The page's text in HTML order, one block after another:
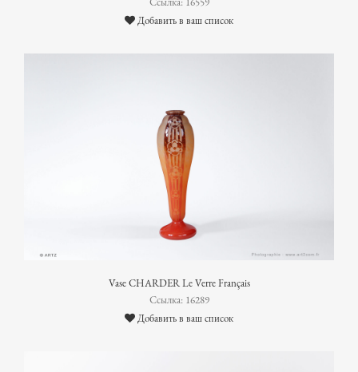
Добавить в ваш список
Vase CHARDER Le Verre Français
Ссылка: 16289
Добавить в ваш список